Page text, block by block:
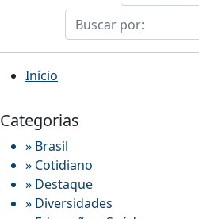
Início
Categorias
» Brasil
» Cotidiano
» Destaque
» Diversidades